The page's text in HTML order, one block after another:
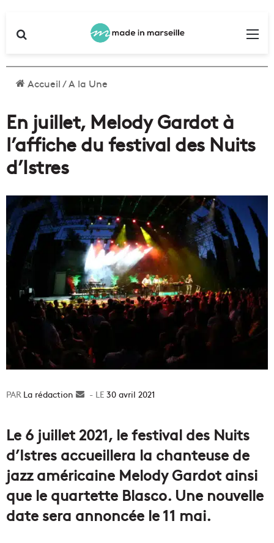
Accueil/A la Une
En juillet, Melody Gardot à
l’affiche du festival des Nuits
d’Istres
La rédaction
Envoyer30 avril 2021
Le 6 juillet 2021, le festival des Nuits
d’Istres accueillera la chanteuse de
jazz américaine Melody Gardot ainsi
que le quartette Blasco. Une nouvelle
date sera annoncée le 11 mai.